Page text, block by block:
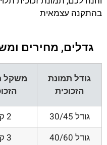
בהתקנה עצמאית
גדלים, מחירים
גודל תמונת
הזכוכית
משקל
גודל 30/45 2 ק"ג
גודל 40/60
3 ק"ג